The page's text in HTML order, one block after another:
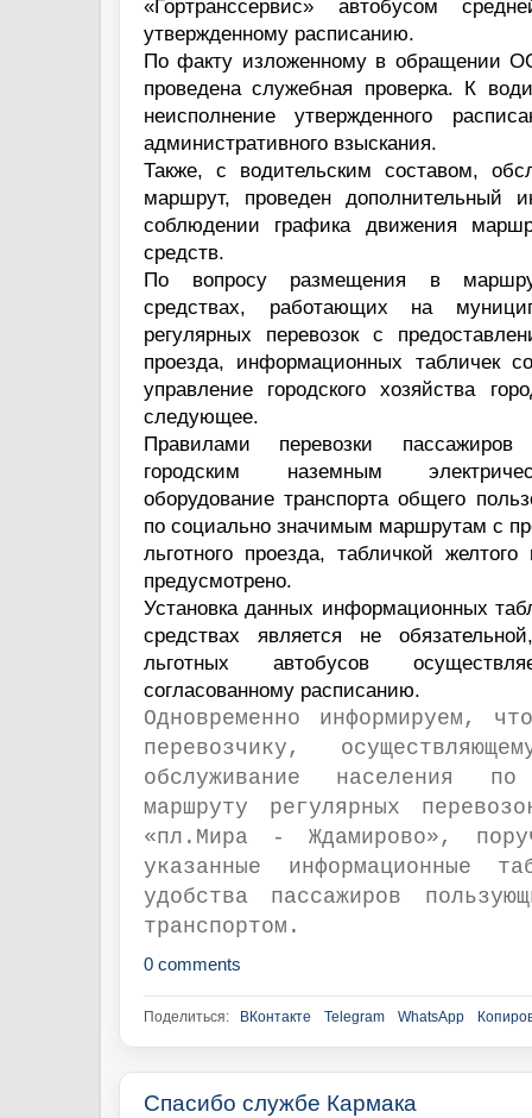
«Гортранссервис» автобусом
утвержденному расписанию.
По факту изложенному в обращении
проведена служебная проверка. К
неисполнение утвержденного
административного взыскания.
Также, с водительским составом,
маршрут, проведен дополнительный
соблюдении графика движения
средств.
По вопросу размещения в
средствах, работающих на
регулярных перевозок с
проезда, информационных табличек
управление городского хозяйства
следующее.
Правилами перевозки
городским наземным
оборудование транспорта общего
по социально значимым маршрутам с
льготного проезда, табличкой
предусмотрено.
Установка данных информационных
средствах является не
льготных автобусов
согласованному расписанию.
Одновременно информируем,
перевозчику,
обслуживание населения по
маршруту регулярных
«пл.Мира - Ждамирово»,
указанные информационные
удобства пассажиров
транспортом.
0 comments
Поделиться: ВКонтакте Telegram WhatsApp
Спасибо службе Кармака